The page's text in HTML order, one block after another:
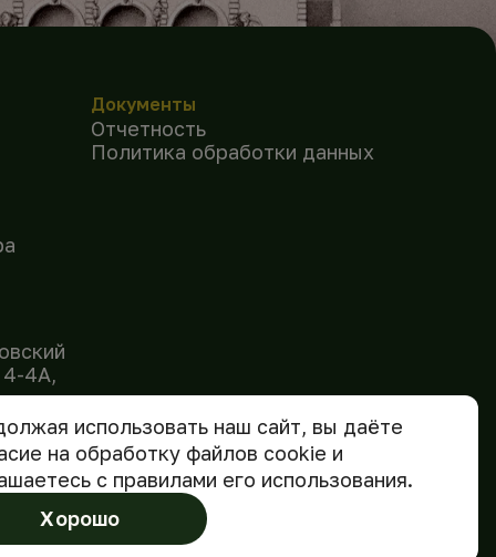
Документы
Отчетность
Политика обработки данных
4-4А,
использовать наш сайт, вы даёте
на обработку файлов cookie и
с правилами его использования.
Хорошо